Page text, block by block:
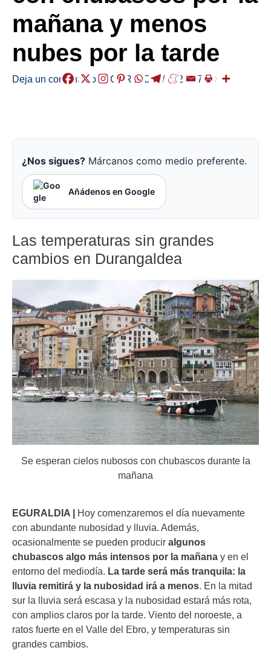
mañana y menos
nubes por la tarde
Deja un comentario /EGURALDIA/ 2025-07-30
¿Nos sigues? Márcanos como medio preferente.
Añádenos en Google
Las temperaturas sin grandes
cambios en Durangaldea
Se esperan cielos nubosos con chubascos durante la
mañana
EGURALDIA | Hoy comenzaremos el día nuevamente
con abundante nubosidad y lluvia. Además,
ocasionalmente se pueden producir algunos
chubascos algo más intensos por la mañana y en el
entorno del mediodía. La tarde será más tranquila: la
lluvia remitirá y la nubosidad irá a menos . En la mitad
sur la lluvia será escasa y la nubosidad estará más rota,
con amplios claros por la tarde. Viento del noroeste, a
ratos fuerte en el Valle del Ebro, y temperaturas sin
grandes cambios.